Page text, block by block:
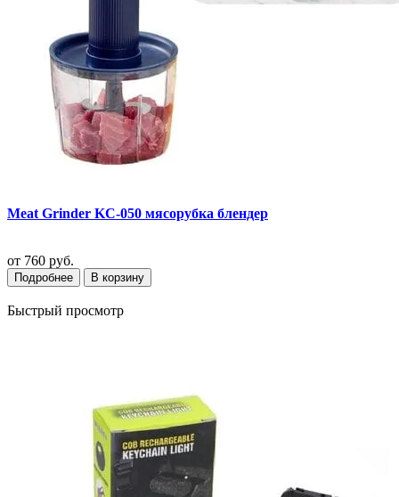
Meat Grinder KC-050 мясорубка блендер
от 760 руб.
Подробнее В корзину
Быстрый просмотр